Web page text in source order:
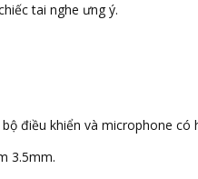
tai nghe ưng ý.
điều khiển và microphone có
3.5mm.